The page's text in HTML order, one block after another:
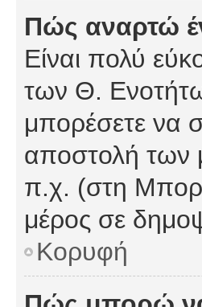
Πώς αναρτώ
Είναι πολύ
των Θ.
μπορέσετε να
αποστολή των
π.χ. (στη
μέρος σε
Κορυφή